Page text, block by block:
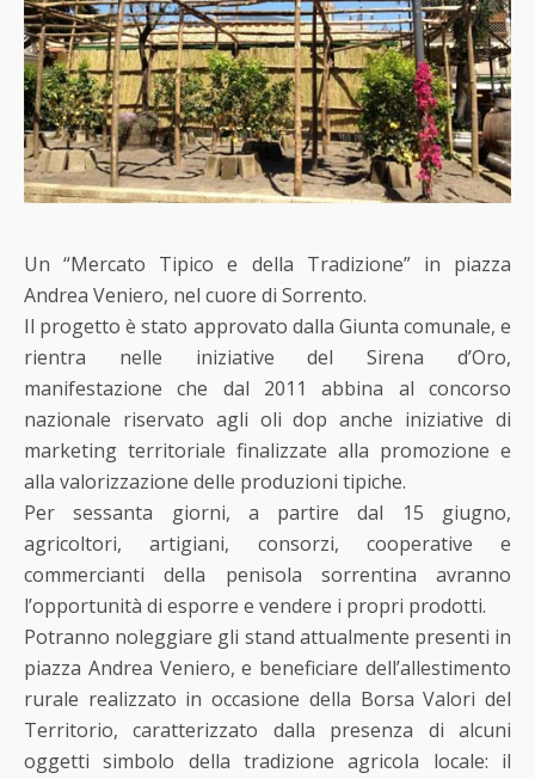
Un “Mercato Tipico e della Tradizione” in piazza
Andrea Veniero, nel cuore di Sorrento.
Il progetto è stato approvato dalla Giunta comunale, e
rientra nelle iniziative del Sirena d’Oro,
manifestazione che dal 2011 abbina al concorso
nazionale riservato agli oli dop anche iniziative di
marketing territoriale finalizzate alla promozione e
alla valorizzazione delle produzioni tipiche.
Per sessanta giorni, a partire dal 15 giugno,
agricoltori, artigiani, consorzi, cooperative e
commercianti della penisola sorrentina avranno
l’opportunità di esporre e vendere i propri prodotti.
Potranno noleggiare gli stand attualmente presenti in
piazza Andrea Veniero, e beneficiare dell’allestimento
rurale realizzato in occasione della Borsa Valori del
Territorio, caratterizzato dalla presenza di alcuni
oggetti simbolo della tradizione agricola locale: il